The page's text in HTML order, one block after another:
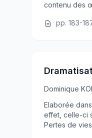
contenu des
pp. 183-
Dominique
Elaborée
effet, celle-ci
Pertes de vies